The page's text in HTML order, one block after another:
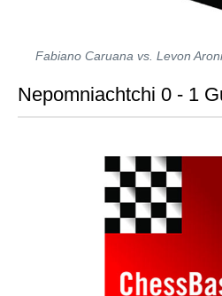
Fabiano Caruana vs. Levon
Nepomniachtchi 0 - 1